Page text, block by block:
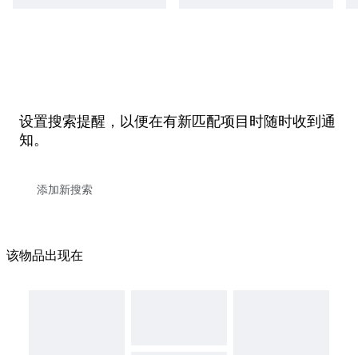
设置搜索提醒，以便在有新匹配项目时随时收到通
知。
该物品出现在